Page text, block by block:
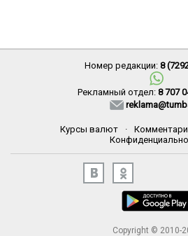
Номер редакции: 8
Рекламный отдел: 8 707
Курсы валют ·
Copyright © 2010-